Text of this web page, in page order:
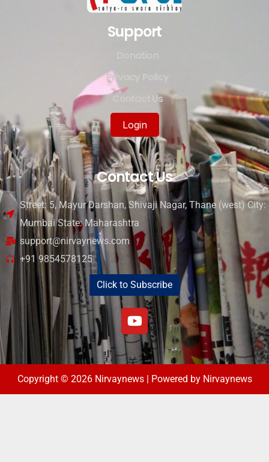
Support
Privacy Policy
Contact Us
Login
Contact Us
Street: 5, Mayur Darshan, Shivaji Nagar, Thane (west) City:
Mumbai State: Maharashtra
support@nirvaynews.com
+91 9854578125
Click to Subscribe
Copyright © 2026 Nirvaynews | Powered by Nirvaynews